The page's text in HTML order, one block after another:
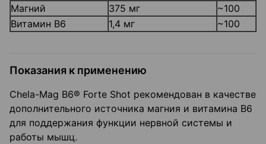
Магний
375 мг
~100
Витамин B6
1,4 мг ~100
Показания к применению
Chela-Mag B6® Forte Shot рекомендован в качестве
дополнительного источника магния и витамина B6
для поддержания функции нервной системы и
работы мышц.